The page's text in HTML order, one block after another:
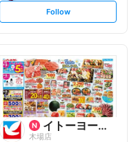
s
t
o
w
Follow
イトーヨーカ堂
木場店